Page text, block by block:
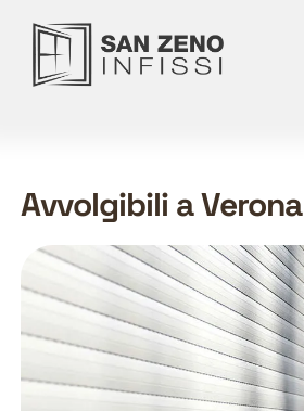
Avvolgibili a Verona